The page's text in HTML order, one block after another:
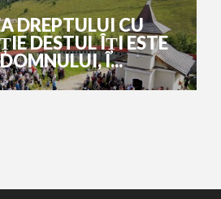
DREPTULUI CU
DESTUL ÎȚI ESTE
Î...